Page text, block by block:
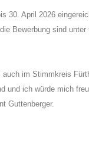
30. April 2026
Bewerbung sind unter
im Stimmkreis
und ich würde mich
Guttenberger.